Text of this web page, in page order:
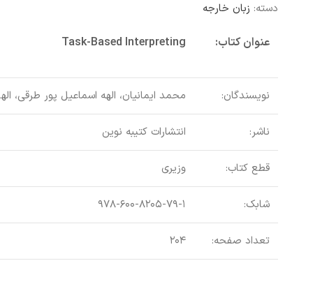
دسته: زبان خارجه
عنوان کتاب: Task-Based Interpreting
نویسندگان: محمد ایمانیان، الهه اسماعیل پور
ناشر: انتشارات کتیبه نوین
قطع کتاب: وزیری
شابک: ۹۷۸-۶۰۰-۸۲۰۵-۷۹-۱
تعداد صفحه: ۲۰۴